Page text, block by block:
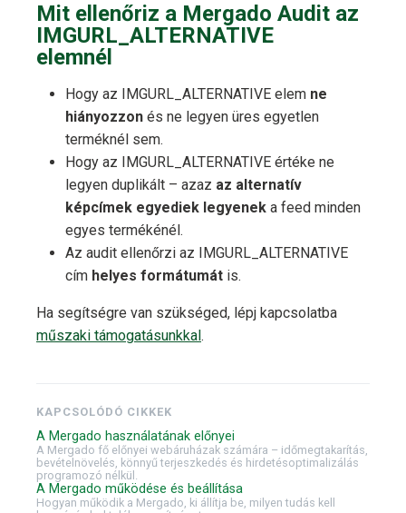
Mit ellenőriz a Mergado Audit az
IMGURL_ALTERNATIVE
elemnél
Hogy az IMGURL_ALTERNATIVE elem ne
hiányozzon és ne legyen üres egyetlen
terméknél sem.
Hogy az IMGURL_ALTERNATIVE értéke ne
legyen duplikált – azaz az alternatív
képcímek egyediek legyenek a feed minden
egyes termékénél.
Az audit ellenőrzi az IMGURL_ALTERNATIVE
cím helyes formátumát is.
Ha segítségre van szükséged, lépj kapcsolatba
műszaki támogatásunkkal .
KAPCSOLÓDÓ CIKKEK
A Mergado használatának előnyei
A Mergado fő előnyei webáruházak számára – időmegtakarítás,
bevételnövelés, könnyű terjeszkedés és hirdetésoptimalizálás
programozó nélkül.
A Mergado működése és beállítása
Hogyan működik a Mergado, ki állítja be, milyen tudás kell